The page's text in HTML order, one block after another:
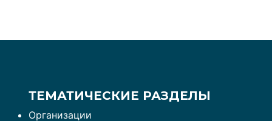
ТЕМАТИЧЕСКИЕ РАЗДЕЛЫ
Организации